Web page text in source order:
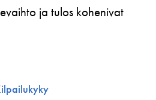
ja tulos kohenivat